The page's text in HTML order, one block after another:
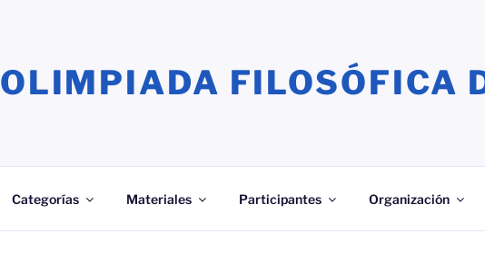
OLIMPIADA FILOSÓFICA
Categorías Materiales Participantes Organización